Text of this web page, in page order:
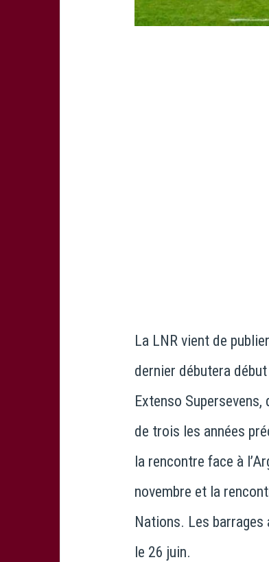
La LNR vient de
dernier débutera
Extenso
de trois les années
la rencontre face à
novembre et la
Nations. Les barrages
le 26 juin.